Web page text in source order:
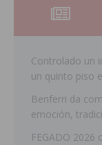
Controlado un
un quinto piso
Benferri da
emoción,
FEGADO 2026